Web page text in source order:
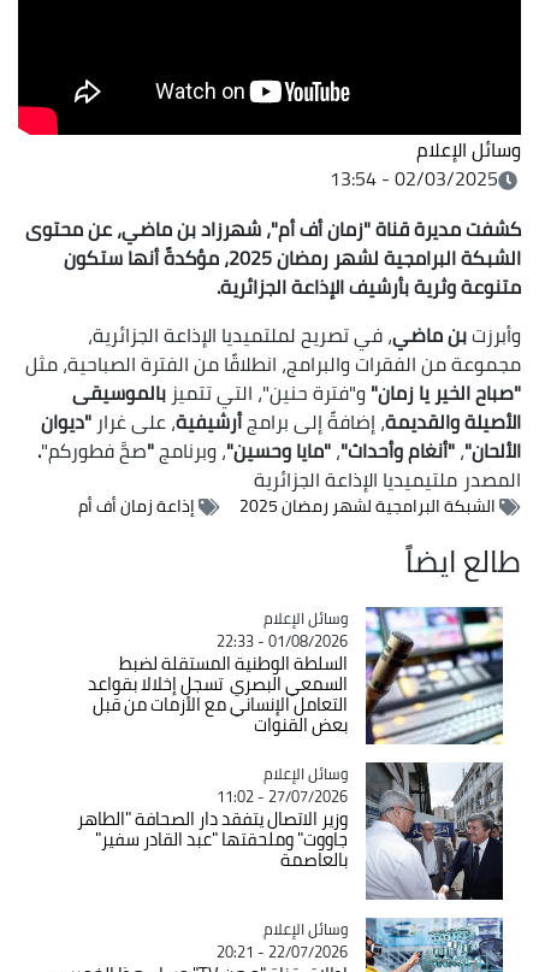
وسائل الإعلام
02/03/2025 - 13:54
كشفت مديرة قناة"زمان أف أم"،شهرزاد بن ماضي، عن محتوى
الشبكة البرامجية لشهر رمضان2025، مؤكدةً أنها ستكون
متنوعةوثريةبأرشيف الإذاعة الجزائرية.
وأبرزتبن ماضي، في تصريح لملتميديا الإذاعة الجزائرية،
مجموعة من الفقرات والبرامج، انطلاقًا من الفترة الصباحية، مثل
"صباح الخير يا زمان"و"فترة حنين"، التي تتميزبالموسيقى
الأصيلة والقديمة، إضافةً إلى برامجأرشيفية، على غرار"ديوان
الألحان"،"أنغام وأحداث"،"مايا وحسين"، وبرنامج"صحَّ فطوركم".
المصدرملتيميديا الإذاعة الجزائرية
الشبكة البرامجية لشهر رمضان 2025 إذاعة زمان أف أم
طالع ايضاً
Catégorie
وسائل الإعلام
01/08/2026 - 22:33
السلطة الوطنية المستقلة لضبط
السمعي البصري تسجل إخلالا بقواعد
التعامل الإنساني مع الأزمات من قبل
بعض القنوات
Catégorie
وسائل الإعلام
27/07/2026 - 11:02
وزير الاتصال يتفقد دار الصحافة "الطاهر
جاووت" وملحقتها "عبد القادر سفير"
بالعاصمة
Catégorie
وسائل الإعلام
22/07/2026 - 20:21